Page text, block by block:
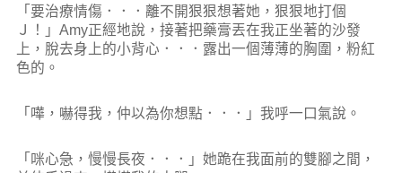
「要治療情傷．．．離不開狠狠想著她，狠狠地打個
Ｊ！」Amy正經地說，接著把藥膏丟在我正坐著的沙發
上，脫去身上的小背心．．． 露出一個薄薄的胸圍，粉紅
色的。
「嘩，嚇得我，仲以為你想點．．．」我呼一口氣說。
「咪心急，慢慢長夜．．．」她跪在我面前的雙腳之間，